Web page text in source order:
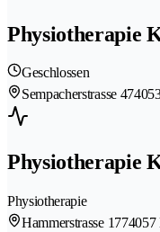
Physiotherapie
Geschlossen
Sempacherstrasse 47
Physiotherapie
Physiotherapie
Hammerstrasse 1774057